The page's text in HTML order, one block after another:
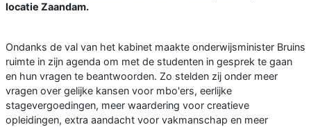
locatie Zaandam.
Ondanks de val van het kabinet maakte onderwijsminister Bruins
ruimte in zijn agenda om met de studenten in gesprek te gaan
en hun vragen te beantwoorden. Zo stelden zij onder meer
vragen over gelijke kansen voor mbo'ers, eerlijke
stagevergoedingen, meer waardering voor creatieve
opleidingen, extra aandacht voor vakmanschap en meer